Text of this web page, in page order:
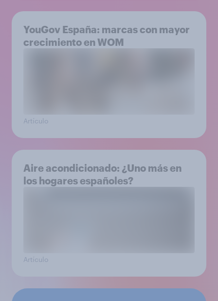
YouGov España: marcas con mayor
crecimiento en WOM
Artículo
Aire acondicionado: ¿Uno más en
los hogares españoles?
Artículo